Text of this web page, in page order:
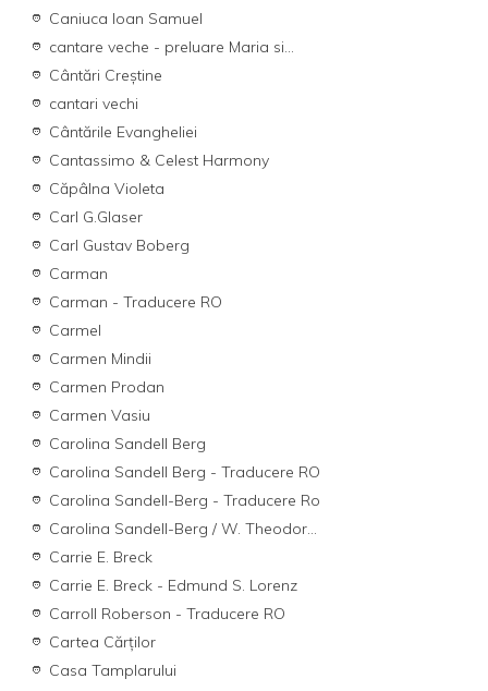
Caniuca Ioan Samuel
cantare veche - preluare Maria si...
Cântări Creștine
cantari vechi
Cântările Evangheliei
Cantassimo & Celest Harmony
Căpâlna Violeta
Carl G.Glaser
Carl Gustav Boberg
Carman
Carman - Traducere RO
Carmel
Carmen Mindii
Carmen Prodan
Carmen Vasiu
Carolina Sandell Berg
Carolina Sandell Berg - Traducere RO
Carolina Sandell-Berg - Traducere Ro
Carolina Sandell-Berg / W. Theodor...
Carrie E. Breck
Carrie E. Breck - Edmund S. Lorenz
Carroll Roberson - Traducere RO
Cartea Cărților
Casa Tamplarului